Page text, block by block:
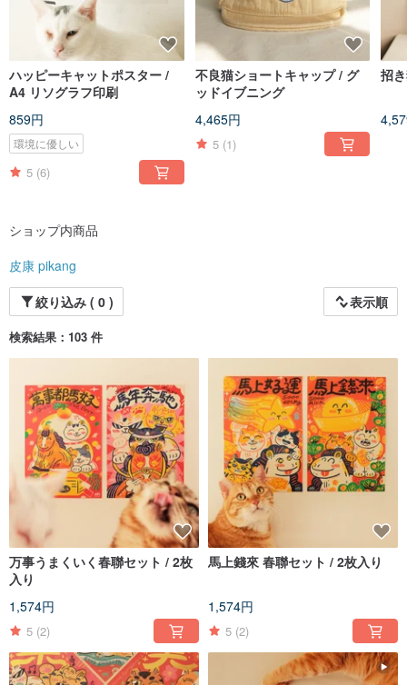
ハッピーキャットポスター /
A4 リソグラフ印刷
859円
環境に優しい
5 (6)
不良猫ショートキャップ / グ
ッドイブニング
4,465円
5 (1)
招
ショップ内商品
皮康 pikang
絞り込み ( 0 )
表示順
検索結果：103 件
万事うまくいく春聯セット / 2枚
入り
1,574円
5 (2)
馬上錢來 春聯セット / 2枚入り
1,574円
5 (2)